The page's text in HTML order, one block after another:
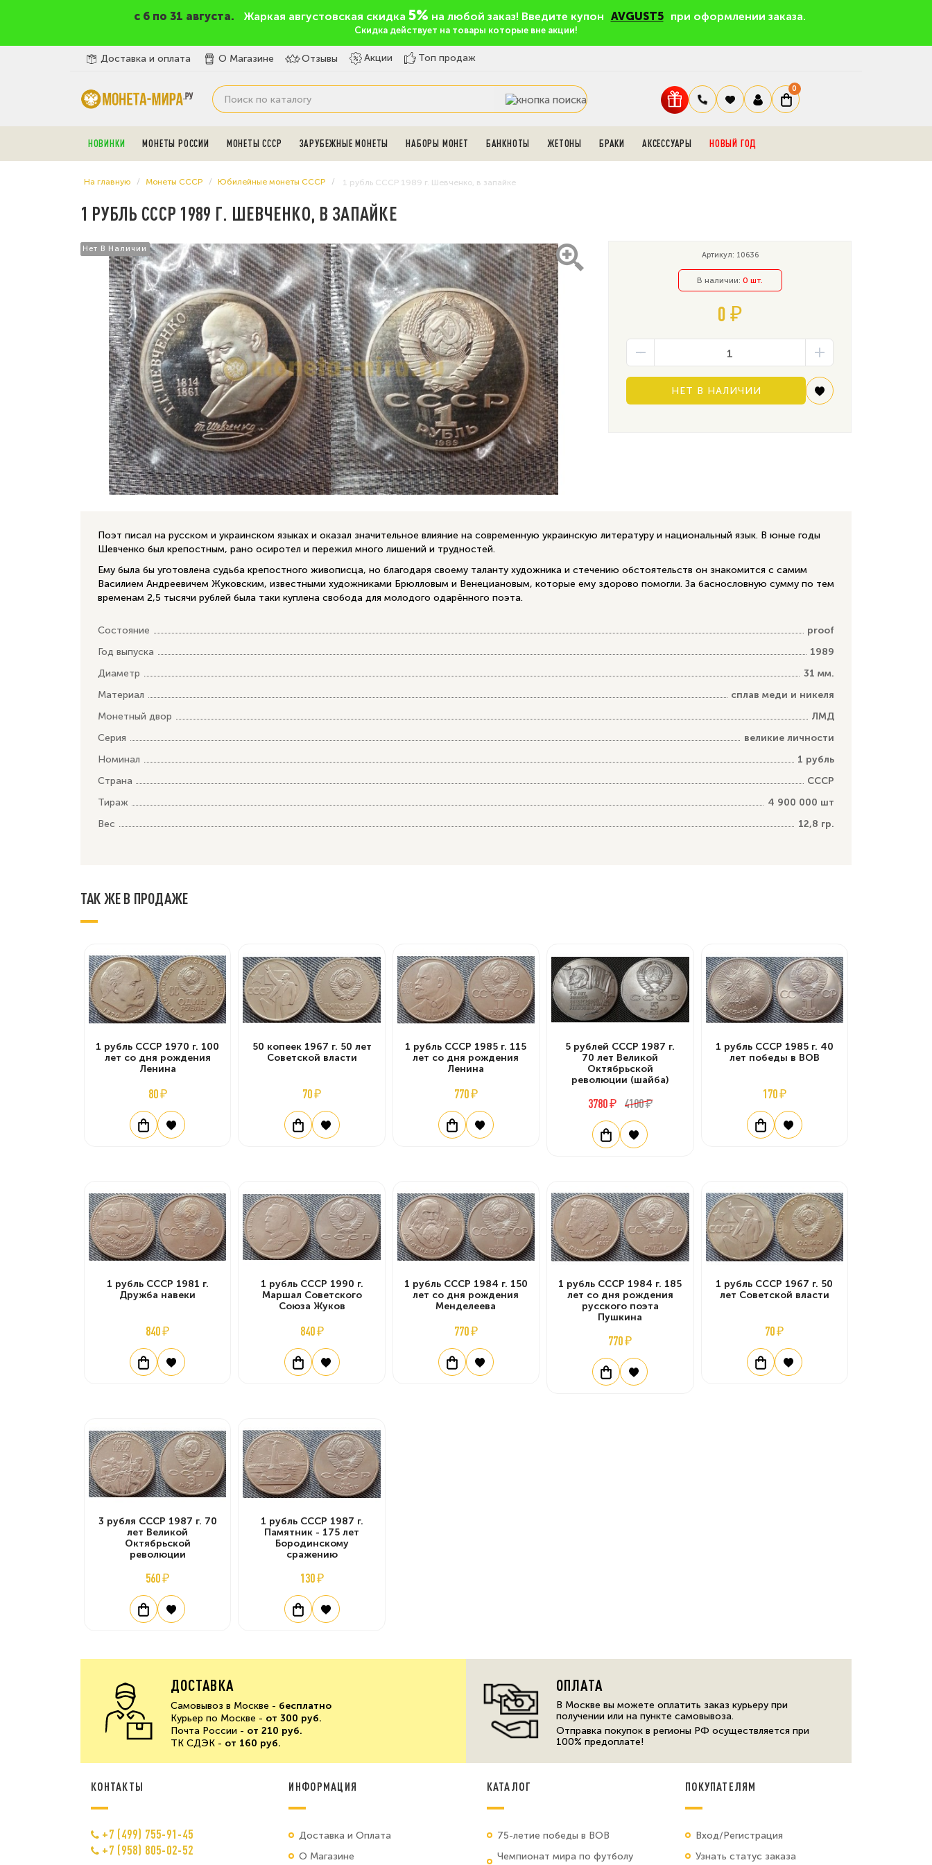
c 6 по 31 августа. Жаркая августовская скидка 5% на любой заказ! Введите купон AVGUST5 при оформлении заказа.
Скидка действует на товары которые вне акции!
Доставка и оплата О Магазине Отзывы Акции Топ продаж
0
НОВИНКИ МОНЕТЫ РОССИИ МОНЕТЫ СССР ЗАРУБЕЖНЫЕ МОНЕТЫ НАБОРЫ МОНЕТ БАНКНОТЫ ЖЕТОНЫ БРАКИ АКСЕССУАРЫ НОВЫЙ ГОД
На главную Монеты СССР Юбилейные монеты СССР 1 рубль СССР 1989 г. Шевченко, в запайке
1 РУБЛЬ СССР 1989 Г. ШЕВЧЕНКО, В ЗАПАЙКЕ
Нет В Наличии
Нет В Наличии
Артикул: 10636
В наличии:0 шт.
0 ₽
НЕТ В НАЛИЧИИ
Поэт писал на русском и украинском языках и оказал значительное влияние на современную украинскую литературу и национальный язык. В юные годы
Шевченко был крепостным, рано осиротел и пережил много лишений и трудностей.
Ему была бы уготовлена судьба крепостного живописца, но благодаря своему таланту художника и стечению обстоятельств он знакомится с самим
Василием Андреевичем Жуковским, известными художниками Брюлловым и Венециановым, которые ему здорово помогли. За баснословную сумму по тем
временам 2,5 тысячи рублей была таки куплена свобода для молодого одарённого поэта.
Состояние
proof
Год выпуска
1989
Диаметр
31 мм.
Материал
сплав меди и никеля
Монетный двор
ЛМД
Серия
великие личности
Номинал
1 рубль
Страна
СССР
Тираж
4 900 000 шт
Вес
12,8 гр.
ТАК ЖЕ В ПРОДАЖЕ
1 рубль СССР 1970 г. 100
лет со дня рождения
Ленина
80 ₽
50 копеек 1967 г. 50 лет
Советской власти
70 ₽
1 рубль СССР 1985 г. 115
лет со дня рождения
Ленина
770 ₽
5 рублей СССР 1987 г.
70 лет Великой
Октябрьской
революции (шайба)
3780 ₽ 4100 ₽
1 рубль СССР 1985 г. 40
лет победы в ВОВ
170 ₽
1 рубль СССР 1981 г.
Дружба навеки
840 ₽
1 рубль СССР 1990 г.
Маршал Советского
Союза Жуков
840 ₽
1 рубль СССР 1984 г. 150
лет со дня рождения
Менделеева
770 ₽
1 рубль СССР 1984 г. 185
лет со дня рождения
русского поэта
Пушкина
770 ₽
1 рубль СССР 1967 г. 50
лет Советской власти
70 ₽
3 рубля СССР 1987 г. 70
лет Великой
Октябрьской
революции
560 ₽
1 рубль СССР 1987 г.
Памятник - 175 лет
Бородинскому
сражению
130 ₽
ДОСТАВКА
Самовывоз в Москве - бесплатно
Курьер по Москве - от 300 руб.
Почта России - от 210 руб.
ТК СДЭК - от 160 руб.
ОПЛАТА
В Москве вы можете оплатить заказ курьеру при
получении или на пункте самовывоза.
Отправка покупок в регионы РФ осуществляется при
100% предоплате!
КОНТАКТЫ
+7 (499) 755-91-45
+7 (958) 805-02-52
ИНФОРМАЦИЯ
Доставка и Оплата
О Магазине
КАТАЛОГ
75-летие победы в ВОВ
Чемпионат мира по футболу
ПОКУПАТЕЛЯМ
Вход/Регистрация
Узнать статус заказа